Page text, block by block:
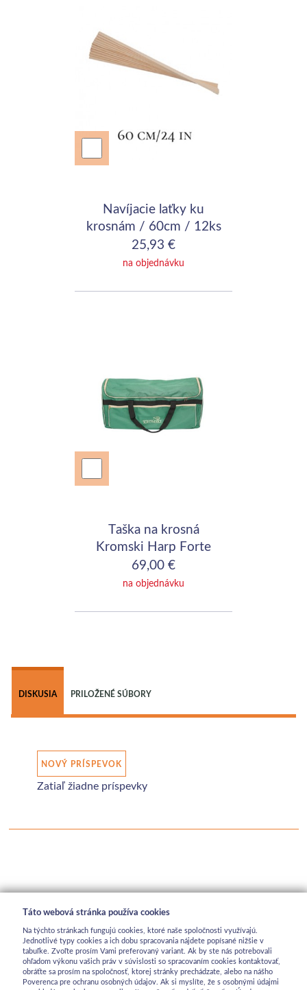
Navíjacie laťky ku
krosnám / 60cm / 12ks
25,93 €
na objednávku
Taška na krosná
Kromski Harp Forte
60cm
69,00 €
na objednávku
DISKUSIA PRILOŽENÉ SÚBORY
NOVÝ PRÍSPEVOK
Zatiaľ žiadne príspevky
Táto webová stránka používa cookies
Na týchto stránkach fungujú cookies, ktoré naše spoločnosti využívajú.
Jednotlivé typy cookies a ich dobu spracovania nájdete popísané nižšie v
tabuľke. Zvoľte prosím Vami preferovaný variant. Ak by ste nás potrebovali
ohľadom výkonu vašich práv v súvislosti so spracovaním cookies kontaktovať,
obráťte sa prosím na spoločnosť, ktorej stránky prechádzate, alebo na nášho
Poverenca pre ochranu osobných údajov. Ak si myslíte, že s osobnými údajmi